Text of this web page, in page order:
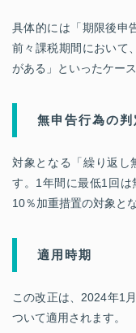
具体的には「期限後申
前々課税期間において
がある」といったケー
無申告行為の
対象となる「繰り返し
す。1年間に最低1回は
10％加重措置の対象と
適用時期
この改正は、2024年1
ついて適用されます。